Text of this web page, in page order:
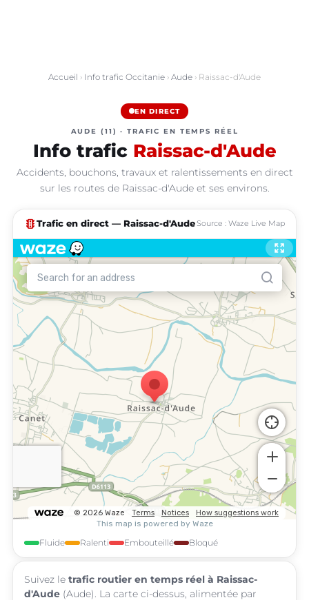
Accueil › Info trafic Occitanie › Aude › Raissac-d'Aude
EN DIRECT
AUDE (11) · TRAFIC EN TEMPS RÉEL
Info trafic Raissac-d'Aude
Accidents, bouchons, travaux et ralentissements en direct
sur les routes de Raissac-d'Aude et ses environs.
traffic Trafic en direct — Raissac-d'AudeSource : Waze Live Map
Fluide Ralenti Embouteillé Bloqué
Suivez le trafic routier en temps réel à Raissac-
d'Aude (Aude). La carte ci-dessus, alimentée par